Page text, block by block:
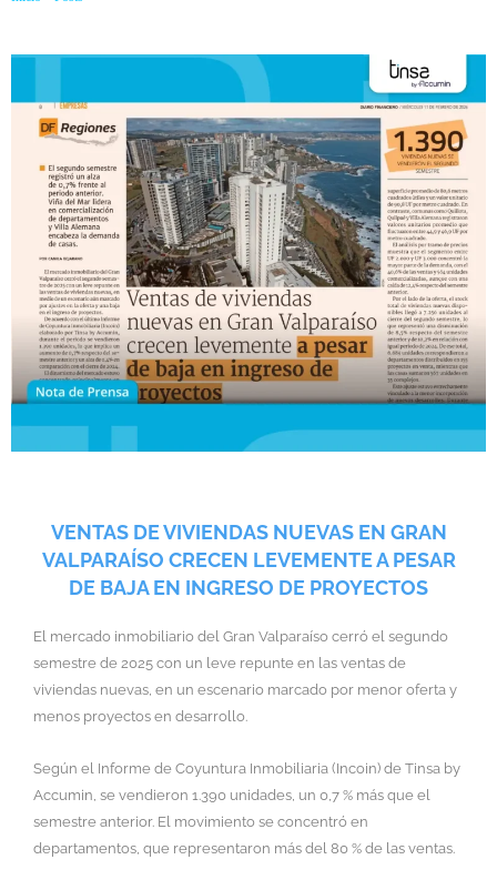
VENTAS DE VIVIENDAS NUEVAS EN GRAN
VALPARAÍSO CRECEN LEVEMENTE A PESAR
DE BAJA EN INGRESO DE PROYECTOS
El mercado inmobiliario del Gran Valparaíso cerró el segundo
semestre de 2025 con un leve repunte en las ventas de
viviendas nuevas, en un escenario marcado por menor oferta y
menos proyectos en desarrollo.
Según el Informe de Coyuntura Inmobiliaria (Incoin) de Tinsa by
Accumin, se vendieron 1.390 unidades, un 0,7 % más que el
semestre anterior. El movimiento se concentró en
departamentos, que representaron más del 80 % de las ventas.